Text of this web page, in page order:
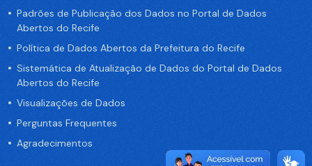
Padrões de Publicação dos Dados no Portal de Dados
Abertos do Recife
Política de Dados Abertos da Prefeitura do Recife
Sistemática de Atualização de Dados do Portal de Dados
Abertos do Recife
Visualizações de Dados
Perguntas Frequentes
Agradecimentos